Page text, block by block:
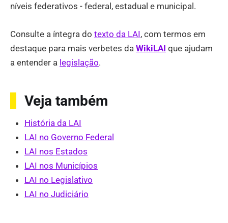
níveis federativos - federal, estadual e municipal.
Consulte a íntegra do texto da LAI, com termos em
destaque para mais verbetes da WikiLAI que ajudam
a entender a legislação.
Veja também
História da LAI
LAI no Governo Federal
LAI nos Estados
LAI nos Municípios
LAI no Legislativo
LAI no Judiciário